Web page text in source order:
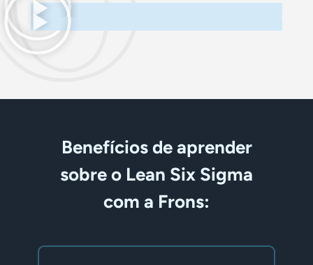
Benefícios de aprender
sobre o Lean Six Sigma
com a Frons: